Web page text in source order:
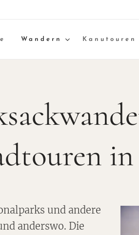
Wandern Kanutouren
und andere
anderswo. Die